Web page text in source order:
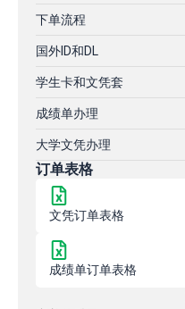
下单流程
国外ID和DL
学生卡和文凭套
成绩单办理
大学文凭办理
订单表格
文凭订单表格
成绩单订单表格